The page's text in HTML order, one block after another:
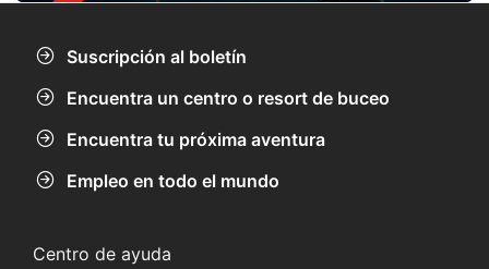
Suscripción al boletín
Encuentra un centro o resort de buceo
Encuentra tu próxima aventura
Empleo en todo el mundo
Centro de ayuda